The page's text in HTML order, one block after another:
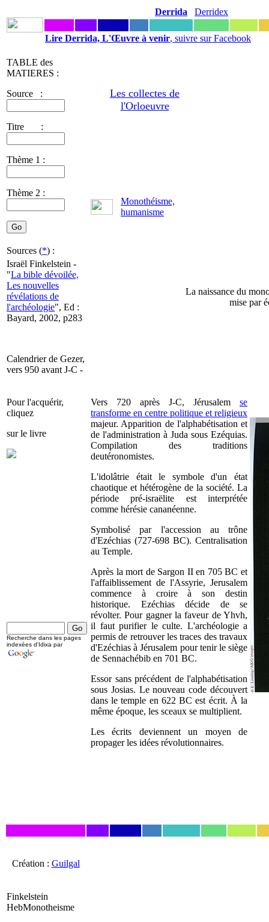
Derrida Derridex
Lire Derrida, L'Œuvre à venir, suivre sur Facebook
TABLE des
MATIERES :
Source :
Titre :
Thème 1 :
Thème 2 :
Les collectes de
l'Orloeuvre
Monothéisme,
humanisme
Sources (*) :
Israël Finkelstein -
"La bible dévoilée,
Les nouvelles
révélations de
l'archéologie", Ed :
Bayard, 2002, p283
Calendrier de Gezer,
vers 950 avant J-C -
La naissance du
mise par
Pour l'acquérir,
cliquez
sur le livre
Vers 720 après J-C, Jérusalem se
transforme en centre politique et religieux
majeur. Apparition de l'alphabétisation et
de l'administration à Juda sous Ezéquias.
Compilation des traditions
deutéronomistes.
L'idolâtrie était le symbole d'un état
chaotique et hétérogène de la société. La
période pré-israëlite est interprétée
comme hérésie cananéenne.
Symbolisé par l'accession au trône
d'Ezéchias (727-698 BC). Centralisation
au Temple.
Après la mort de Sargon II en 705 BC et
l'affaiblissement de l'Assyrie, Jerusalem
commence à croire à son destin
historique. Ezéchias décide de se
révolter. Pour gagner la faveur de Yhvh,
il faut purifier le culte. L'archéologie a
permis de retrouver les traces des travaux
d'Ezéchias à Jérusalem pour tenir le siège
de Sennachébib en 701 BC.
Essor sans précédent de l'alphabétisation
sous Josias. Le nouveau code découvert
dans le temple en 622 BC est écrit. À la
même époque, les sceaux se multiplient.
Les écrits deviennent un moyen de
propager les idées révolutionnaires.
Recherche dans les pages
indexées d'Idixa par
Création : Guilgal
Finkelstein
HebMonotheisme